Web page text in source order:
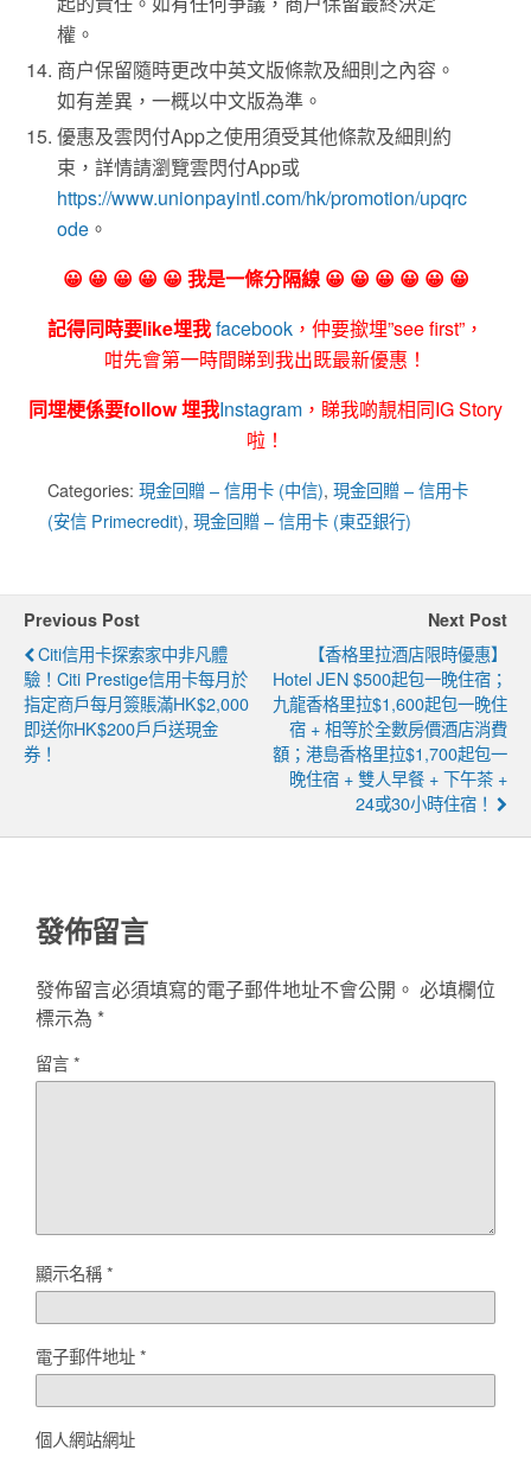
權。
商户保留隨時更改中英文版條款及細則之內容。
如有差異，一概以中文版為準。
優惠及雲閃付App之使用須受其他條款及細則約
束，詳情請瀏覽雲閃付App或
https://www.unionpayintl.com/hk/promotion/upqrc
ode 。
😀 😀 😀 😀 😀 我是一條分隔線 😀 😀 😀 😀 😀 😀
記得同時要like埋我facebook ，仲要撳埋”see first”，
咁先會第一時間睇到我出既最新優惠！
同埋梗係要follow 埋我Instagram ，睇我啲靚相同IG Story
啦！
Categories: 現金回贈 – 信用卡 (中信), 現金回贈 – 信用卡
(安信 Primecredit), 現金回贈 – 信用卡 (東亞銀行)
Previous Post
Citi信用卡探索家中非凡體
驗！Citi Prestige信用卡每月於
指定商戶每月簽賬滿HK$2,000
即送你HK$200戶戶送現金
券！
Next Post
【香格里拉酒店限時優惠】
Hotel JEN $500起包一晚住宿；
九龍香格里拉$1,600起包一晚住
宿 + 相等於全數房價酒店消費
額；港島香格里拉$1,700起包一
晚住宿 + 雙人早餐 + 下午茶 +
24或30小時住宿！
發佈留言
發佈留言必須填寫的電子郵件地址不會公開。 必填欄位
標示為 *
留言*
顯示名稱*
電子郵件地址*
個人網站網址